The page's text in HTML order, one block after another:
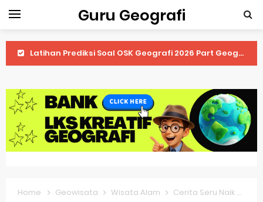
Guru Geografi
Latihan Prediksi Soal OSK Geografi 2026 Part Geografi Ekonomi
Latihan Prediksi Soal OSK Geografi 2026 Part Geografi Budaya
Latihan Prediksi Soal OSK Geografi 2026 Part Dinamika Kota
Pembahasan Soal OSN-K Geografi 2025 No 51-55
Home Geowisata Wisata Alam Cerita Seru Naik Kuda Di De Ranch Cisarua Bogor